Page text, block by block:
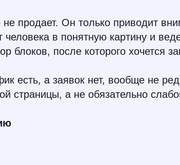
продает. Он только приводит
в понятную картину и
блоков, после которого хочется
есть, а заявок нет, вообще не
страницы, а не обязательно